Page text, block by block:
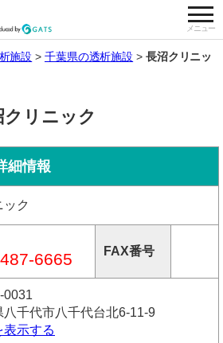
メニュー
透析施設を検索する
施設 千葉県の透析施設
長沼クリニッ
クリニック
細情報
ック
6665 FAX番号
0031
八千代市八千代台北6-11-9
表示する